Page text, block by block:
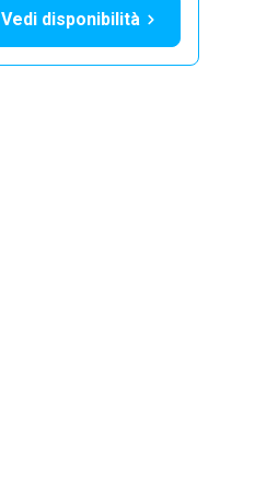
Vedi disponibilità